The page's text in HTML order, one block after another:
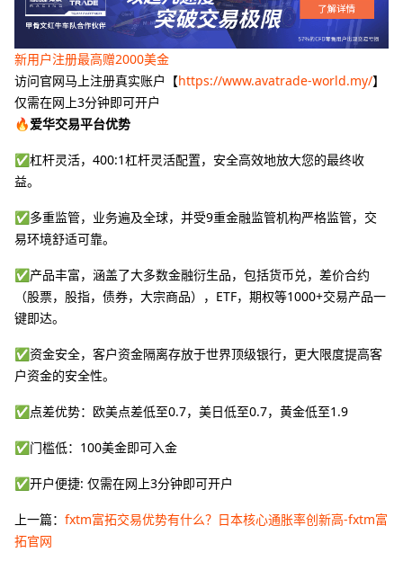
新用户注册最高赠2000美金
访问官网马上注册真实账户【https://www.avatrade-world.my/】
仅需在网上3分钟即可开户
🔥爱华交易平台优势
✅杠杆灵活，400:1杠杆灵活配置，安全高效地放大您的最终收
益。
✅多重监管，业务遍及全球，并受9重金融监管机构严格监管，交
易环境舒适可靠。
✅产品丰富，涵盖了大多数金融衍生品，包括货币兑，差价合约
（股票，股指，债券，大宗商品），ETF，期权等1000+交易产品一
键即达。
✅资金安全，客户资金隔离存放于世界顶级银行，更大限度提高客
户资金的安全性。
✅点差优势：欧美点差低至0.7，美日低至0.7，黄金低至1.9
✅门槛低：100美金即可入金
✅开户便捷: 仅需在网上3分钟即可开户
上一篇： fxtm富拓交易优势有什么？日本核心通胀率创新高-fxtm富
拓官网